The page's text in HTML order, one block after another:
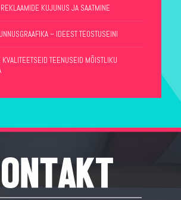
KUJUNUS JA SAATMINE
– IDEEST TEOSTUSEINI
KVALITEETSEID TEENUSEID MÕISTLIKU